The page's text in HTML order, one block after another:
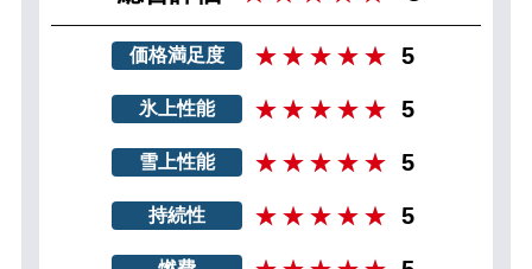
価格満足度 5
氷上性能 5
雪上性能 5
持続性 5